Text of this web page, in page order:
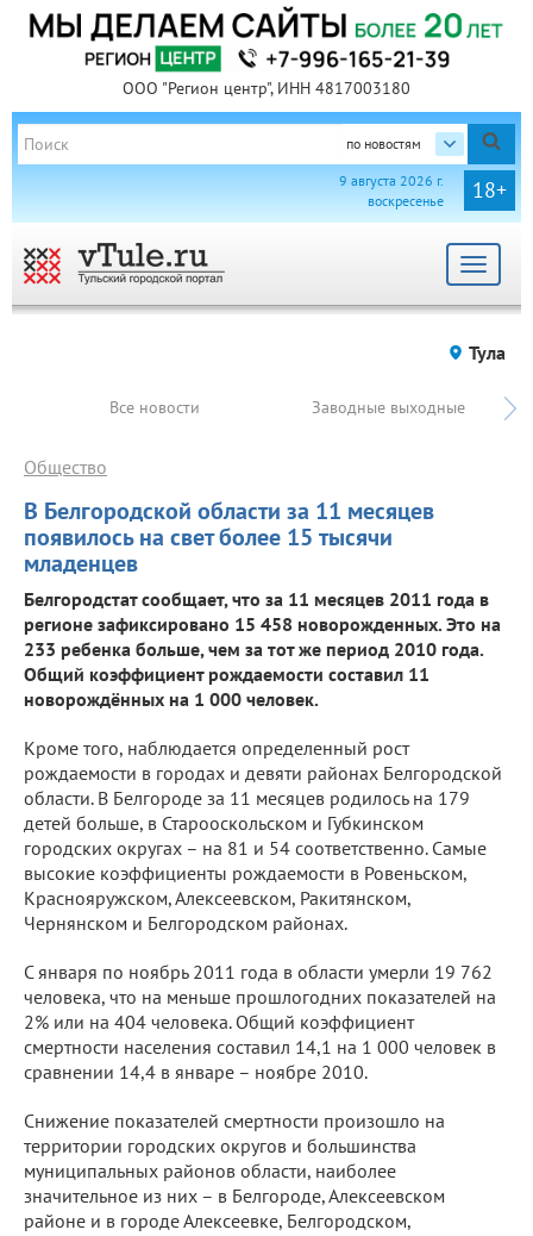
ООО "Регион центр", ИНН 4817003180
по новостям
18+
9 августа 2026 г.
воскресенье
Toggle
Тула
Все новости Заводные выходные
В Белгородской области за 11 месяцев
появилось на свет более 15 тысячи
младенцев
Общество
Белгородстат сообщает, что за 11 месяцев 2011 года в
регионе зафиксировано 15 458 новорожденных. Это на
233 ребенка больше, чем за тот же период 2010 года.
Общий коэффициент рождаемости составил 11
новорождённых на 1 000 человек.
Кроме того, наблюдается определенный рост
рождаемости в городах и девяти районах Белгородской
области. В Белгороде за 11 месяцев родилось на 179
детей больше, в Старооскольском и Губкинском
городских округах – на 81 и 54 соответственно. Самые
высокие коэффициенты рождаемости в Ровеньском,
Краснояружском, Алексеевском, Ракитянском,
Чернянском и Белгородском районах.
С января по ноябрь 2011 года в области умерли 19 762
человека, что на меньше прошлогодних показателей на
2% или на 404 человека. Общий коэффициент
смертности населения составил 14,1 на 1 000 человек в
сравнении 14,4 в январе – ноябре 2010.
Снижение показателей смертности произошло на
территории городских округов и большинства
муниципальных районов области, наиболее
значительное из них – в Белгороде, Алексеевском
районе и в городе Алексеевке, Белгородском,